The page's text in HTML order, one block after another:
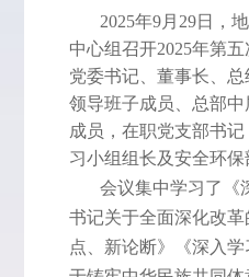
2025年9月29日，
中心组召开2025年第
党委书记、董事长、总
领导班子成员、总部
成员，在职党支部书
习小组组长及安全环保
会议集中学习了《
书记关于全面深化改
点、新论断》《深入